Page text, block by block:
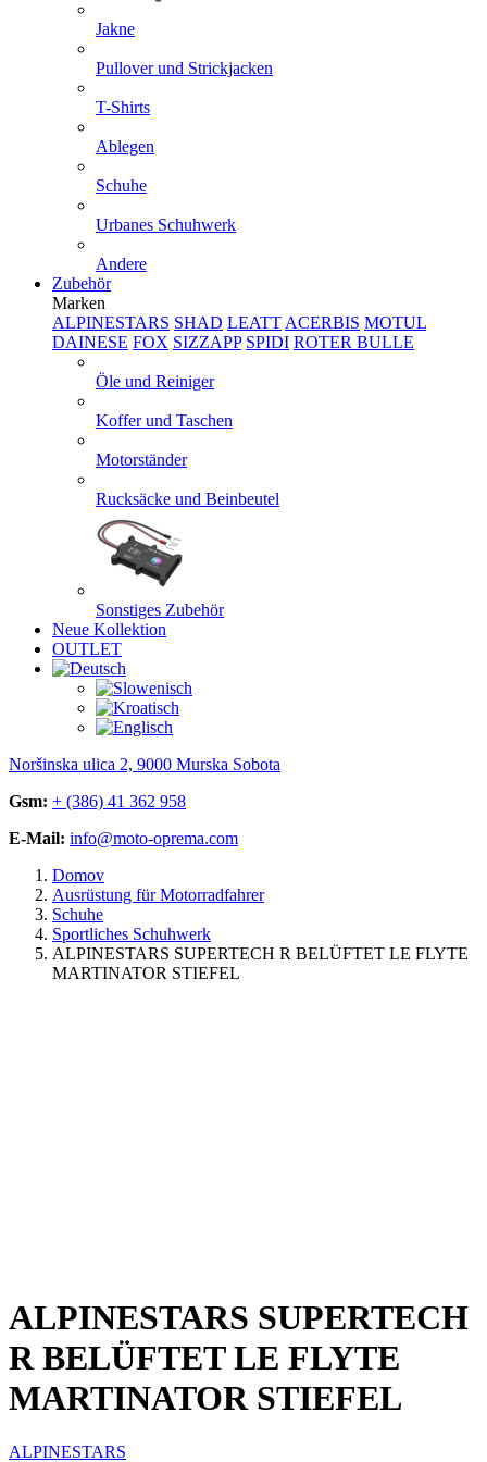
Jakne
Pullover und Strickjacken
T-Shirts
Ablegen
Schuhe
Urbanes Schuhwerk
Andere
Zubehör
Marken
ALPINESTARS SHAD LEATT ACERBIS MOTUL
DAINESE FOX SIZZAPP SPIDI ROTER BULLE
Öle und Reiniger
Koffer und Taschen
Motorständer
Rucksäcke und Beinbeutel
Sonstiges Zubehör
Neue Kollektion
OUTLET
Noršinska ulica 2, 9000 Murska Sobota
Gsm: + (386) 41 362 958
E-Mail: info@moto-oprema.com
Domov
Ausrüstung für Motorradfahrer
Schuhe
Sportliches Schuhwerk
ALPINESTARS SUPERTECH R BELÜFTET LE FLYTE
MARTINATOR STIEFEL
ALPINESTARS SUPERTECH
R BELÜFTET LE FLYTE
MARTINATOR STIEFEL
ALPINESTARS